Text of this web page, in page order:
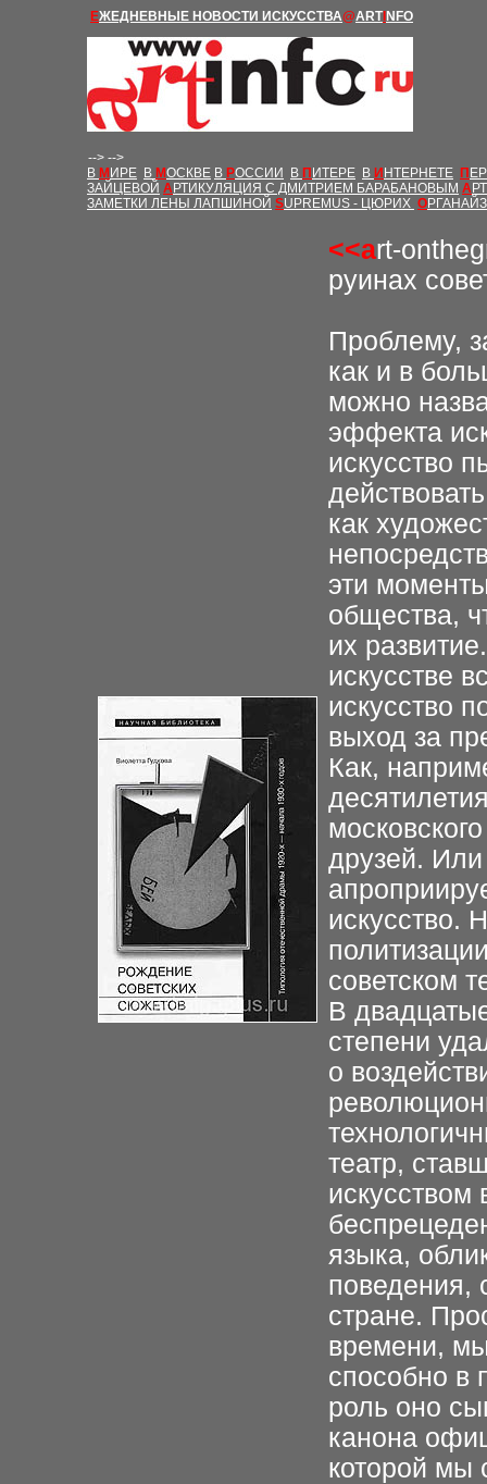
ЕЖЕДНЕВНЫЕ Н ОВОСТИ ИСКУССТВА@ARTI NFO
--> -->
В М ИРЕ В МОСКВЕ В РОССИИ В П ИТЕРЕ В И НТЕРНЕТЕ П
ЗАЙЦЕВОЙ АРТИКУЛЯЦИЯ С ДМИТРИЕМ БАРАБАНОВЫМ А
ЗАМЕТКИ ЛЕНЫ ЛАПШИНОЙ SUPREMUS - ЦЮРИХ О
<<art-
руинах
Проблему,
как и в
можно
эффекта
искусство
как
эти
общества,
их
искусстве
искусство
выход за
Как,
друзей.
искусство.
советском
В
степени
о
театр,
искусством
языка,
поведения,
стране.
времени,
способно в
роль оно
канона
которой мы